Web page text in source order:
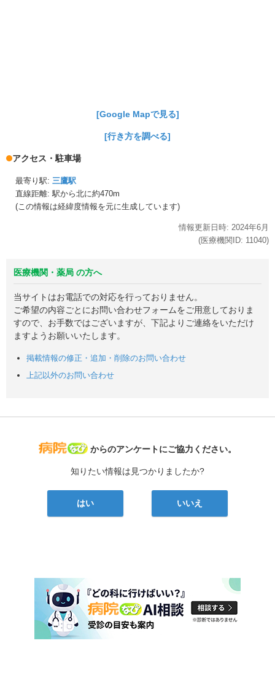
[Google Mapで見る]
[行き方を調べる]
アクセス・駐車場
最寄り駅: 三鷹駅
直線距離: 駅から北に約470m
(この情報は経緯度情報を元に生成しています)
情報更新日時: 2024年6月
(医療機関ID: 11040)
医療機関・薬局 の方へ
当サイトはお電話での対応を行っておりません。
ご希望の内容ごとにお問い合わせフォームをご用意しておりま
すので、お手数ではございますが、下記よりご連絡をいただけ
ますようお願いいたします。
掲載情報の修正・追加・削除のお問い合わせ
上記以外のお問い合わせ
病院なび
からのアンケートにご協力ください。
知りたい情報は見つかりましたか?
はい いいえ